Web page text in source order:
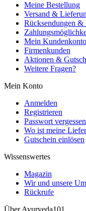
Meine Bestellung
Versand &
Rücksendungen &
Mein Kundenkonto
Firmenkunden
Aktionen &
Weitere Fragen?
Mein Konto
Anmelden
Registrieren
Passwort
Wo ist meine
Gutschein einlösen
Wissenswertes
Magazin
Wir und unsere
Rückrufe